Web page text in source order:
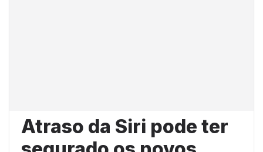
Atraso da Siri pode ter